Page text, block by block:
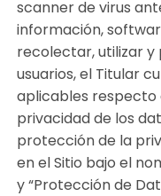
scanner de virus
información,
recolectar, utilizar
usuarios, el Titular
aplicables
privacidad de los
protección de la
en el Sitio bajo el
y “Protección de